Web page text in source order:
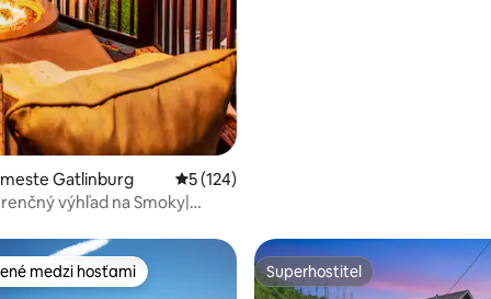
Gatlinburg Priemerné ohodnotenie 5 z 5, počet
5 (124)
výhľad na Smoky|
medzi hosťami
medzi hosťami Superhostiteľ
Superhostiteľ